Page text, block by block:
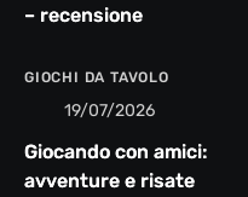
– recensione
GIOCHI DA TAVOLO
19/07/2026
Giocando con amici:
avventure e risate